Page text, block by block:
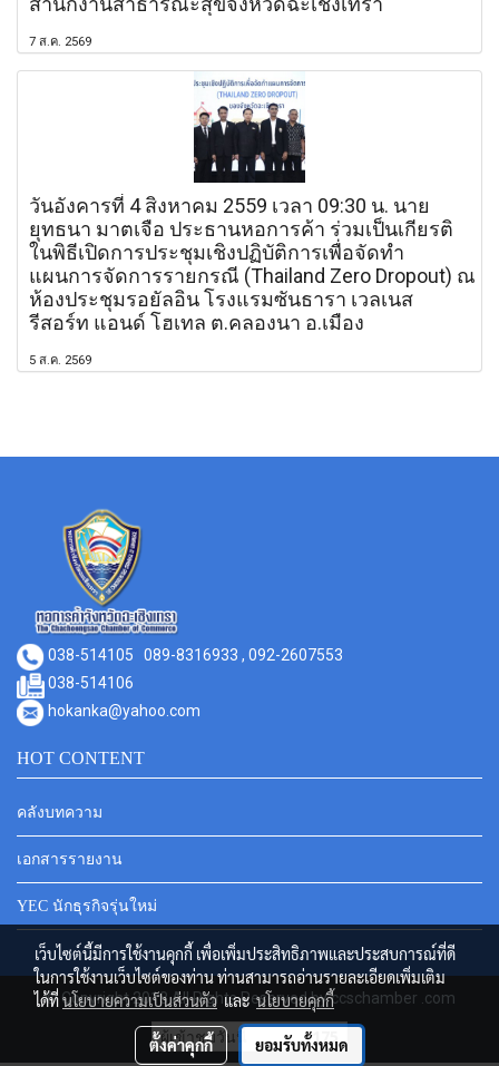
7 ส.ค. 2569
วันอังคารที่ 4 สิงหาคม 2559 เวลา 09:30 น. นาย
ยุทธนา มาตเจือ ประธานหอการค้า ร่วมเป็นเกียรติ
ในพิธีเปิดการประชุมเชิงปฏิบัติการเพื่อจัดทำ
แผนการจัดการรายกรณี (Thailand Zero Dropout) ณ
ห้องประชุมรอยัลอิน โรงแรมซันธารา เวลเนส
รีสอร์ท แอนด์ โฮเทล ต.คลองนา อ.เมือง
5 ส.ค. 2569
038-514105 089-8316933 , 092-2607553
038-514106
hokanka@yahoo.com
HOT CONTENT
คลังบทความ
เอกสารรายงาน
YEC นักธุรกิจรุ่นใหม่
© Copyright 2018 All Rights Reserved by ccschamber .com
ผู้เข้าชมวันนี้ 175
เว็บไซต์นี้มีการใช้งานคุกกี้ เพื่อเพิ่มประสิทธิภาพและประสบการณ์ที่ดี
ในการใช้งานเว็บไซต์ของท่าน ท่านสามารถอ่านรายละเอียดเพิ่มเติม
ได้ที่นโยบายความเป็นส่วนตัวและนโยบายคุกกี้
ตั้งค่าคุกกี้ ยอมรับทั้งหมด